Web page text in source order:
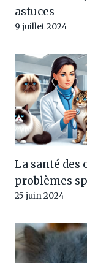
astuces
9 juillet 2024
La santé des
problèmes
25 juin 2024